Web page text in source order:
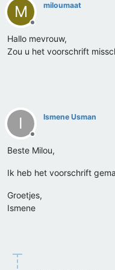
M
Offline
miloumaat
Hallo mevrouw,
Zou u het voorschrift
I
Offline
Ismene Usman
Beste Milou,
Ik heb het voorschrift
Groetjes,
Ismene